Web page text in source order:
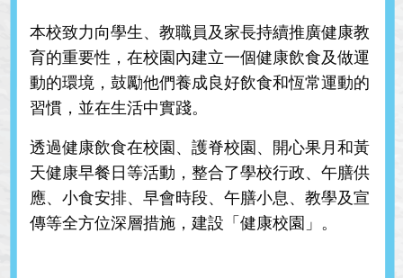
本校致力向學生、教職員及家長持續推廣健康教
育的重要性，在校園內建立一個健康飲食及做運
動的環境，鼓勵他們養成良好飲食和恆常運動的
習慣，並在生活中實踐。
透過健康飲食在校園、護脊校園、開心果月和黃
天健康早餐日等活動，整合了學校行政、午膳供
應、小食安排、早會時段、午膳小息、教學及宣
傳等全方位深層措施，建設「健康校園」。